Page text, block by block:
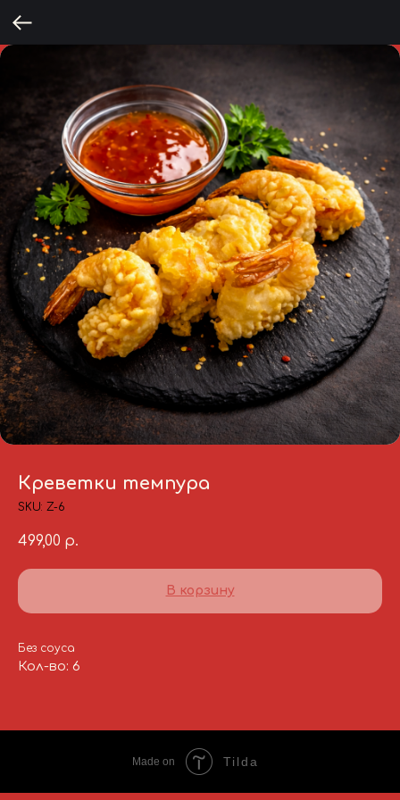
Креветки темпура
SKU: Z-6
499,00 р.
В корзину
Без соуса
Кол-во: 6
Made on Tilda